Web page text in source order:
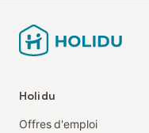
Holidu
Offres d'emploi